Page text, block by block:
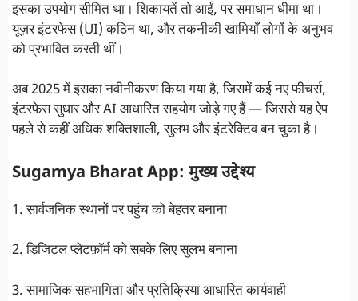
इसका उपयोग सीमित था। शिकायतें तो आईं, पर समाधान धीमा था।
यूज़र इंटरफेस (UI) कठिन था, और तकनीकी खामियाँ लोगों के अनुभव
को प्रभावित करती थीं।
अब 2025 में इसका नवीनीकरण किया गया है, जिसमें कई नए फीचर्स,
इंटरफेस सुधार और AI आधारित सहयोग जोड़े गए हैं — जिससे यह ऐप
पहले से कहीं अधिक शक्तिशाली, सुलभ और इंटरेक्टिव बन चुका है।
Sugamya Bharat App: मुख्य उद्देश्य
1. सार्वजनिक स्थानों पर पहुंच को बेहतर बनाना
2. डिजिटल प्लेटफ़ॉर्म को सबके लिए सुलभ बनाना
3. सामाजिक सहभागिता और प्रतिक्रिया आधारित कार्यवाही